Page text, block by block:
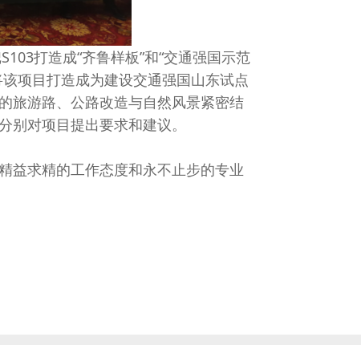
打造成“齐鲁样板”和“交通强国示范
项目打造成为建设交通强国山东试点
旅游路、公路改造与自然风景紧密结
对项目提出要求和建议。
求精的工作态度和永不止步的专业